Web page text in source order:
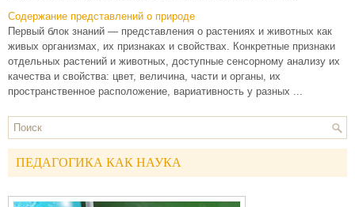
Содержание представлений о природе
Первый блок знаний — представления о растениях и животных как
живых организмах, их признаках и свойствах. Конкретные признаки
отдельных растений и животных, доступные сенсорному анализу их
качества и свойства: цвет, величина, части и органы, их
пространственное расположение, вариативность у разных ...
ПЕДАГОГИКА КАК НАУКА